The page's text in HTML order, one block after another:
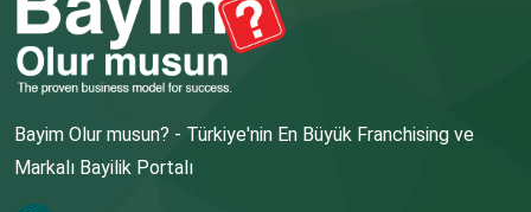
Bayim Olur musun? - Türkiye'nin En Büyük Franchising ve
Markalı Bayilik Portalı